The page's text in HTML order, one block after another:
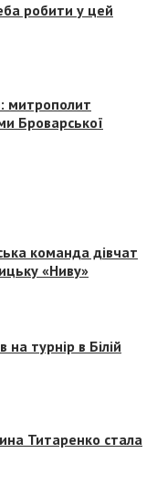
робити у цей
митрополит
Броварської
команда дівчат
«Ниву»
турнір в Білій
Титаренко стала